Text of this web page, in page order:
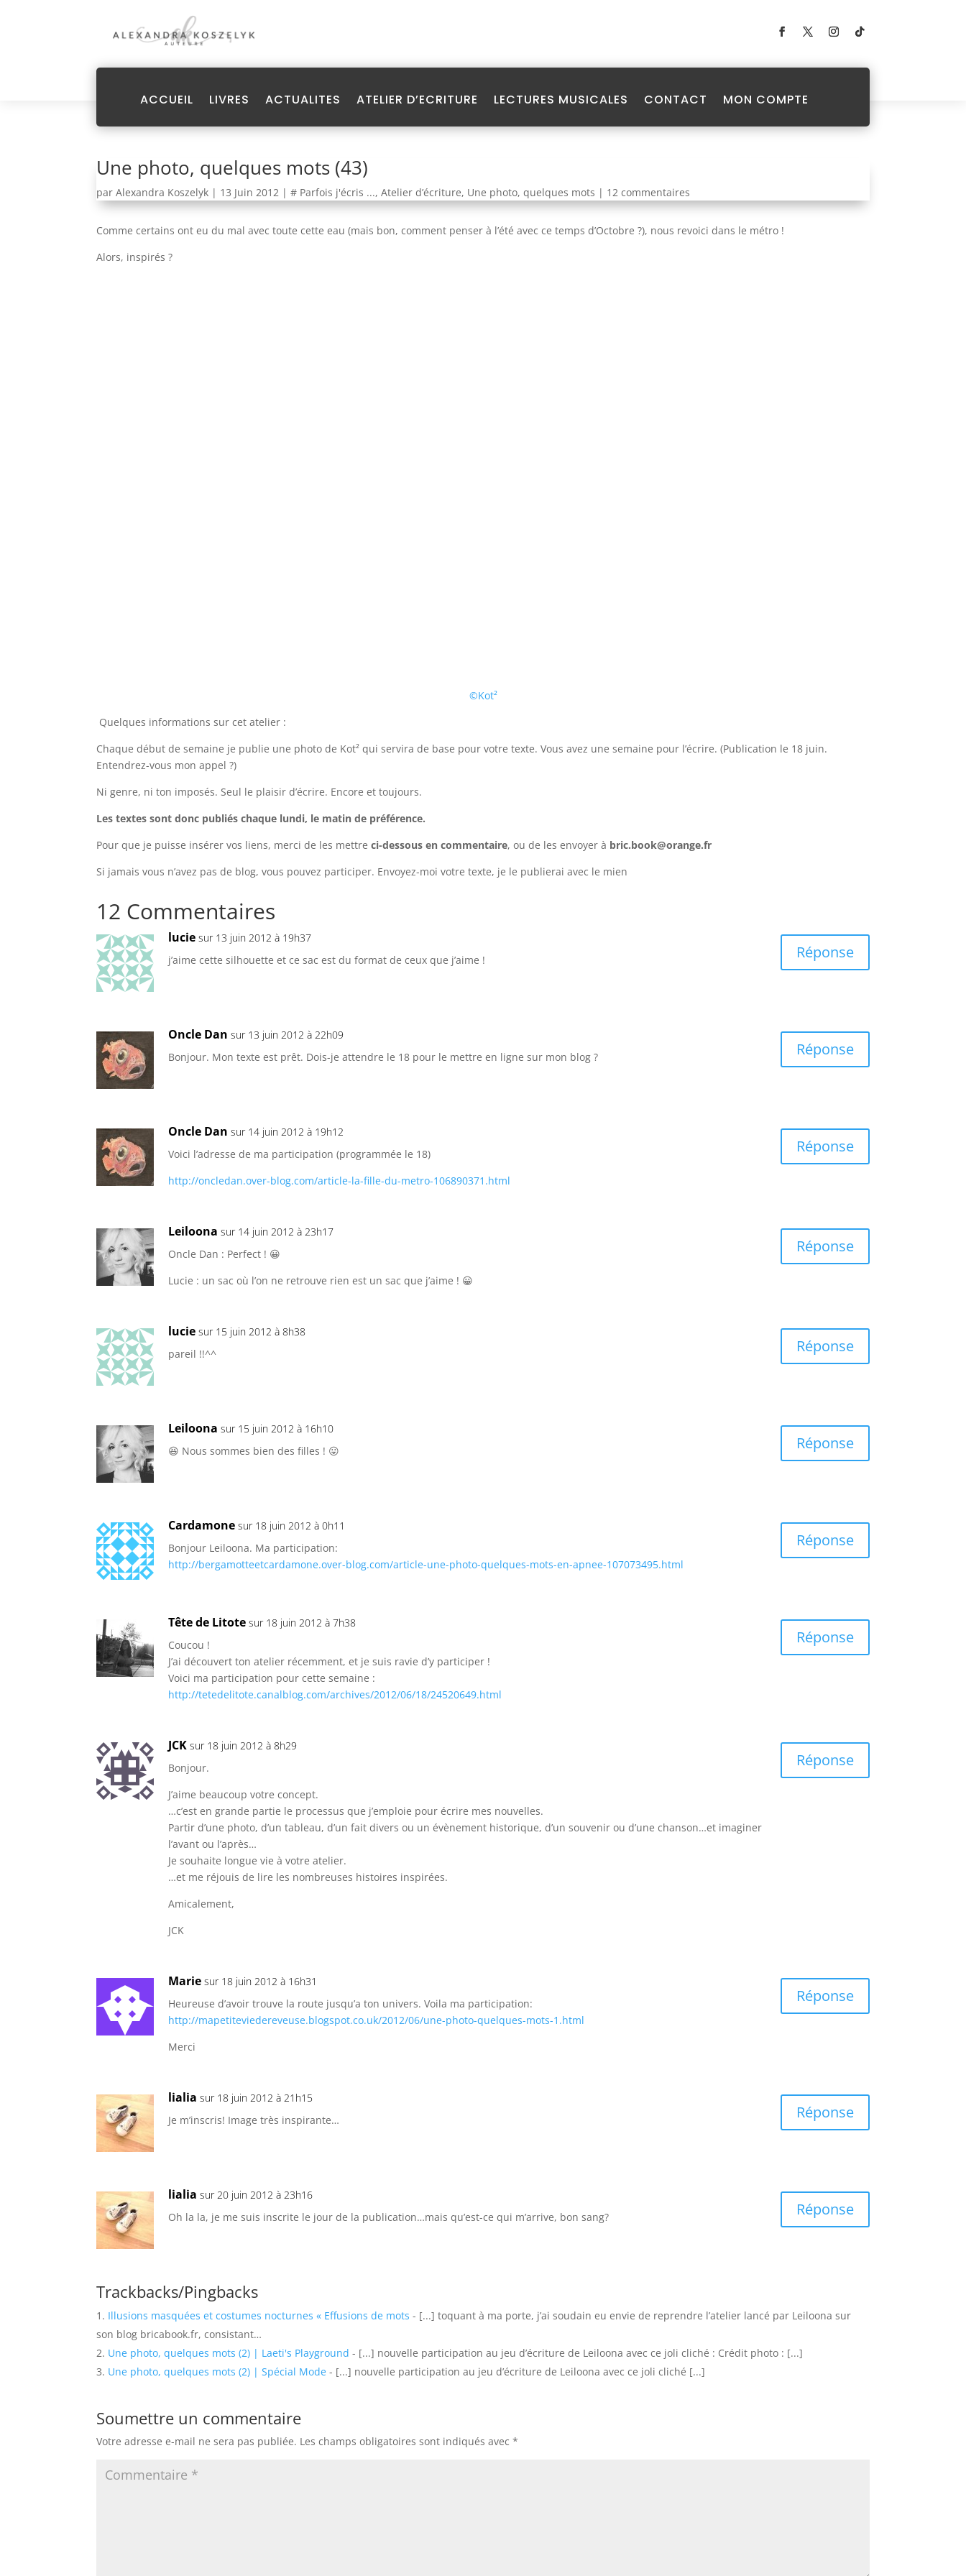
ACCUEIL LIVRES ACTUALITES ATELIER D’ECRITURE LECTURES MUSICALES CONTACT MON COMPTE
Une photo, quelques mots (43)
parAlexandra Koszelyk | 13 Juin 2012 |# Parfois j'écris ...,Atelier d’écriture, Une photo, quelques mots | 12 commentaires
Comme certains ont eu du mal avec toute cette eau (mais bon, comment penser à l’été avec ce temps d’Octobre ?), nous revoici dans le métro !
Alors, inspirés ?
©Kot²
Quelques informations sur cet atelier :
Chaque début de semaine je publie une photo de Kot² qui servira de base pour votre texte. Vous avez une semaine pour l’écrire. (Publication le 18 juin.
Entendrez-vous mon appel ?)
Ni genre, ni ton imposés. Seul le plaisir d’écrire. Encore et toujours.
Les textes sont donc publiés chaque lundi, le matin de préférence.
Pour que je puisse insérer vos liens, merci de les mettreci-dessous en commentaire, ou de les envoyer à bric.book@orange.fr
Si jamais vous n’avez pas de blog, vous pouvez participer. Envoyez-moi votre texte, je le publierai avec le mien
12 Commentaires
lucie sur 13 juin 2012 à 19h37
j’aime cette silhouette et ce sac est du format de ceux que j’aime !
Réponse
Oncle Dan sur 13 juin 2012 à 22h09
Bonjour. Mon texte est prêt. Dois-je attendre le 18 pour le mettre en ligne sur mon blog ?
Réponse
Oncle Dan sur 14 juin 2012 à 19h12
Voici l’adresse de ma participation (programmée le 18)
http://oncledan.over-blog.com/article-la-fille-du-metro-106890371.html
Réponse
Leiloona sur 14 juin 2012 à 23h17
Oncle Dan : Perfect ! 😀
Lucie : un sac où l’on ne retrouve rien est un sac que j’aime ! 😀
Réponse
lucie sur 15 juin 2012 à 8h38
pareil !!^^
Réponse
Leiloona sur 15 juin 2012 à 16h10
😆 Nous sommes bien des filles ! 😛
Réponse
Cardamone sur 18 juin 2012 à 0h11
Bonjour Leiloona. Ma participation:
http://bergamotteetcardamone.over-blog.com/article-une-photo-quelques-mots-en-apnee-107073495.html
Réponse
Tête de Litote sur 18 juin 2012 à 7h38
Coucou !
J’ai découvert ton atelier récemment, et je suis ravie d’y participer !
Voici ma participation pour cette semaine :
http://tetedelitote.canalblog.com/archives/2012/06/18/24520649.html
Réponse
JCK sur 18 juin 2012 à 8h29
Bonjour.
J’aime beaucoup votre concept.
…c’est en grande partie le processus que j’emploie pour écrire mes nouvelles.
Partir d’une photo, d’un tableau, d’un fait divers ou un évènement historique, d’un souvenir ou d’une chanson…et imaginer
l’avant ou l’après…
Je souhaite longue vie à votre atelier.
…et me réjouis de lire les nombreuses histoires inspirées.
Amicalement,
JCK
Réponse
Marie sur 18 juin 2012 à 16h31
Heureuse d’avoir trouve la route jusqu’a ton univers. Voila ma participation:
http://mapetiteviedereveuse.blogspot.co.uk/2012/06/une-photo-quelques-mots-1.html
Merci
Réponse
lialia sur 18 juin 2012 à 21h15
Je m’inscris! Image très inspirante…
Réponse
lialia sur 20 juin 2012 à 23h16
Oh la la, je me suis inscrite le jour de la publication…mais qu’est-ce qui m’arrive, bon sang?
Réponse
Trackbacks/Pingbacks
Illusions masquées et costumes nocturnes « Effusions de mots - [...] toquant à ma porte, j’ai soudain eu envie de reprendre l’atelier lancé par Leiloona sur
son blog bricabook.fr, consistant…
Une photo, quelques mots (2) | Laeti's Playground - [...] nouvelle participation au jeu d’écriture de Leiloona avec ce joli cliché : Crédit photo : [...]
Une photo, quelques mots (2) | Spécial Mode - [...] nouvelle participation au jeu d’écriture de Leiloona avec ce joli cliché [...]
Soumettre un commentaire
Votre adresse e-mail ne sera pas publiée. Les champs obligatoires sont indiqués avec*